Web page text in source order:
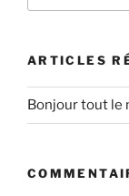
ARTICLES
Bonjour tout le